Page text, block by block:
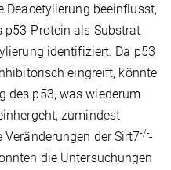
Deacetylierung beeinflusst,
p53-Protein als Substrat
identifiziert. Da p53
eingreift, könnte
des p53, was wiederum
zumindest
der Sirt7-/--
die Untersuchungen